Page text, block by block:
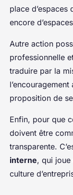
place d’espaces
encore
Autre action
professionnelle
traduire par la
proposition de
Enfin, pour que
doivent être
transparente.
interne, qui joue
culture